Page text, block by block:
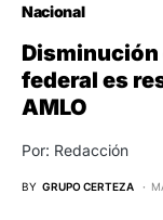
Nacional
federal es
AMLO
Por: Redacción
BY GRUPO CERTEZA